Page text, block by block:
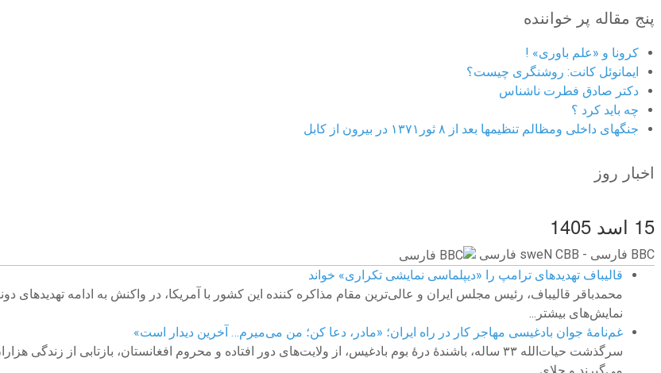
پنج مقاله پر خواننده
کرونا و «علم باوری» !
ایمانوئل کانت: روشنگری چیست؟
دکتر صادق فطرت ناشناس
چه باید کرد ؟
جنگهای داخلی ومظالم تنظیمها بعد از ۸ ثور۱۳۷۱ در بیرون از کابل
اخبار روز
15 اسد 1405
BBC ‮فارسی - BBC News فارسی
قالیباف تهدیدهای ترامپ را «دیپلماسی نمایشی تکراری» خواند
محمدباقر قالیباف، رئیس مجلس ایران و عالی‌ترین مقام مذاکره کننده این کشور با آمریکا، در واکنش به ادامه تهدیدهای
نمایش‌های بیشتر...
غم‌نامهٔ جوان بادغیسی مهاجر کار در راه ایران؛ «مادر، دعا کن؛ من می‌میرم… آخرین دیدار است»
سرگذشت حیات‌الله ۳۳ ساله، باشندهٔ‌ درهٔ بوم بادغیس،‌ از ولایت‌های دور افتاده و محروم افغانستان، بازتابی